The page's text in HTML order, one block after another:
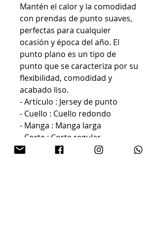
Mantén el calor y la comodidad
con prendas de punto suaves,
perfectas para cualquier
ocasión y época del año. El
punto plano es un tipo de
punto que se caracteriza por su
flexibilidad, comodidad y
acabado liso.
- Artículo : Jersey de punto
- Cuello : Cuello redondo
- Manga : Manga larga
- Corte : Corte regular
65% Acrílico, 35% Poliamida